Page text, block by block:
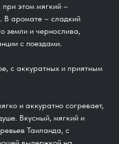
этом мягкий –
В аромате – сладкий
земли и чернослива,
с поездами.
с аккуратных и приятным
и аккуратно согревает,
Вкусный, мягкий и
Таиланда, с